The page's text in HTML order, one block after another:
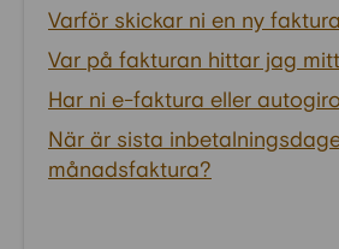
Varför skickar ni en ny
Var på fakturan hittar jag
Har ni e-faktura eller
När är sista
månadsfaktura?